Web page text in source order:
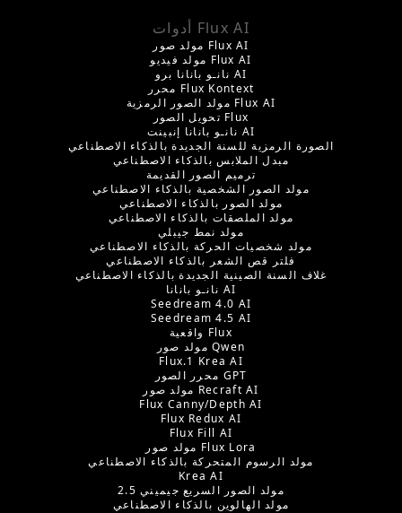
أدوات Flux AI
مولد صور Flux AI
مولد فيديو Flux AI
نانـو بانانا برو AI
محرر Flux Kontext
مولد الصور الرمزية Flux AI
تحويل الصور Flux
نانـو بانانا إنبينت AI
الصورة الرمزية للسنة الجديدة بالذكاء الاصطناعي
مبدل الملابس بالذكاء الاصطناعي
ترميم الصور القديمة
مولد الصور الشخصية بالذكاء الاصطناعي
مولد الصور بالذكاء الاصطناعي
مولد الملصقات بالذكاء الاصطناعي
مولد نمط جيبلي
مولد شخصيات الحركة بالذكاء الاصطناعي
فلتر قص الشعر بالذكاء الاصطناعي
غلاف السنة الصينية الجديدة بالذكاء الاصطناعي
نانـو بانانا AI
Seedream 4.0 AI
Seedream 4.5 AI
واقعية Flux
مولد صور Qwen
Flux.1 Krea AI
محرر الصور GPT
مولد صور Recraft AI
Flux Canny/Depth AI
Flux Redux AI
Flux Fill AI
مولد صور Flux Lora
مولد الرسوم المتحركة بالذكاء الاصطناعي
Krea AI
مولد الصور السريع جيميني 2.5
مولد الهالوين بالذكاء الاصطناعي